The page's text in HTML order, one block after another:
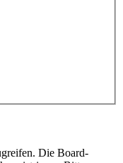
Die Board-